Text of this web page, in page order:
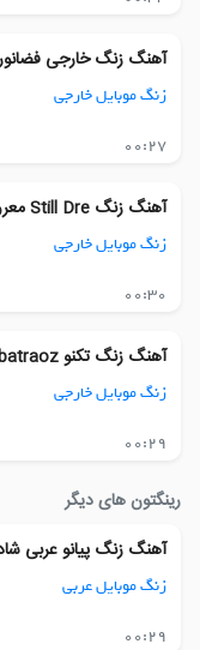
آهنگ زنگ خارجی
زنگ موبایل خارجی
00:27
آهنگ زنگ Still Dre معروف 2
زنگ موبایل خارجی
00:30
آهنگ زنگ تکنو Albatraoz معروف
زنگ موبایل خارجی
00:29
رینگتون های دیگر
آهنگ زنگ پیانو عربی
زنگ موبایل عربی
00:29